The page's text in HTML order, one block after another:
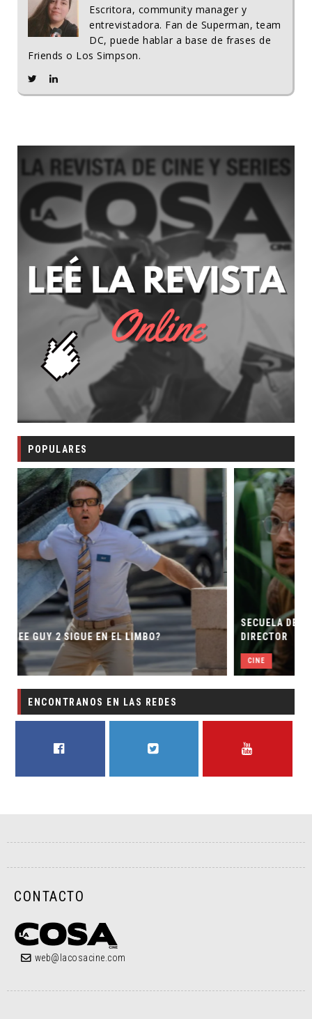
Escritora, community manager y
entrevistadora. Fan de Superman, team
DC, puede hablar a base de frases de
Friends o Los Simpson.
POPULARES
EL LIMBO?
SECUELA DE JURASSIC WORLD
DIRECTOR
ENCONTRANOS EN LAS REDES
CONTACTO
web@lacosacine.com